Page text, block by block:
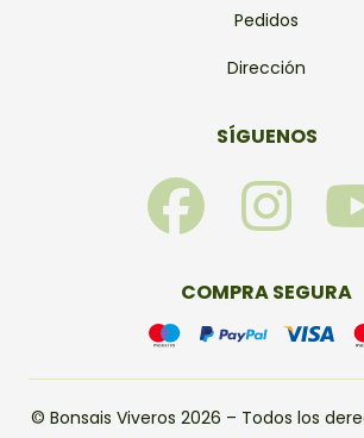
Pedidos
Dirección
SÍGUENOS
F
a
c
e
I
n
s
t
COMPRA SEGURA
© Bonsais Viveros 2026 – Todos los